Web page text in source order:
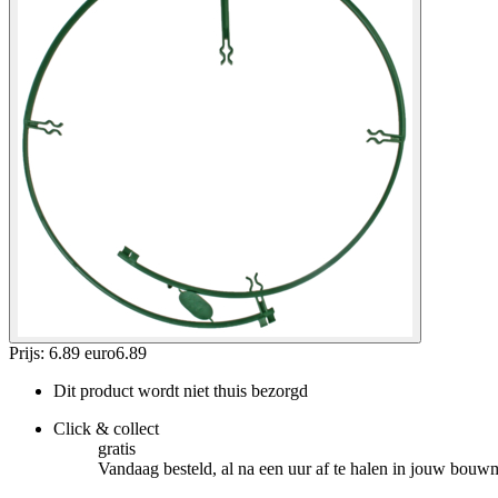
Prijs: 6.89 euro6.89
Dit product wordt niet thuis bezorgd
Click & collect
gratis
Vandaag besteld, al na een uur af te halen in jouw